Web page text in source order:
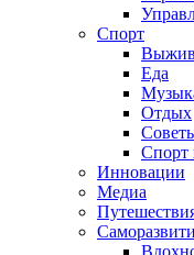
Спорт
Еда
Отдых
Спорт
Инновации
Медиа